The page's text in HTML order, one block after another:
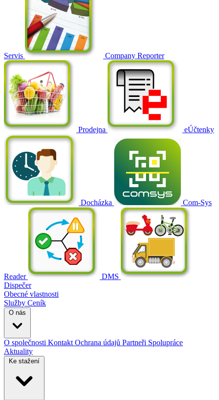
Servis Company Reporter
Prodejna eÚčtenky
Docházka Com-Sys
Reader
DMS
Dispečer
Obecné vlastnosti
Služby Ceník
O nás
O společnosti Kontakt Ochrana údajů Partneři Spolupráce
Aktuality
Ke stažení